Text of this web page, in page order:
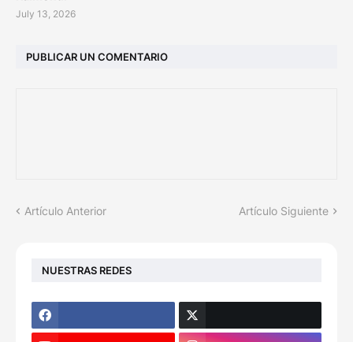
July 13, 2026
PUBLICAR UN COMENTARIO
Artículo Anterior Artículo Siguiente
NUESTRAS REDES